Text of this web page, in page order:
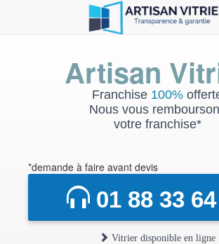
Artisan
Franchise 100%
Nous vous
votre franchise*
*demande à faire avant devis
01 88 33
Vitrier disponible en ligne